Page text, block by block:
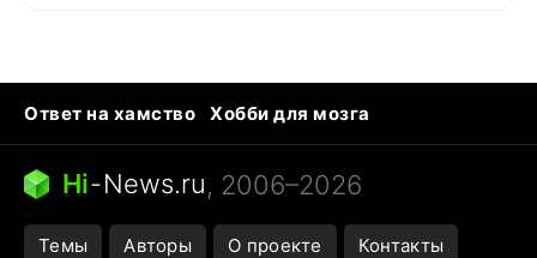
Ответ на хамство
Хобби для мозга
Бензин 100 vs 95
Тунцы в океанариуме
Следующая пандемия
Hi-News.ru, 2006–2026
Темы Авторы О проекте Контакты